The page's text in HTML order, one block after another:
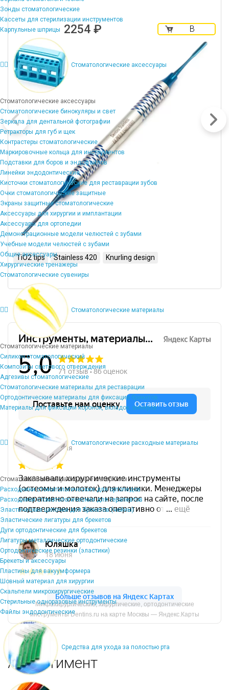
Зонды стоматологические
Кассеты для стерилизации инструментов
Карпульные шприцы
Стоматологические аксессуары
Стоматологические аксессуары
Стоматологические бинокуляры и свет
Зеркала для дентальной фотографии
Ретракторы для губ и щек
Контрастеры стоматологические
Маркировочные кольца для инструментов
Подставки для боров и эндофайлов
Линейки эндодонтические
Кисточки стоматологические для реставрации зубов
Очки стоматологические защитные
Экраны защитные стоматологические
Аксессуары для хирургии и имплантации
Аксессуары для ортопедии
Демонстрационные модели челюстей с зубами
Учебные модели челюстей с зубами
Общие аксессуары
Хирургические тренажеры
Стоматологические сувениры
Стоматологические материалы
Стоматологические материалы
Силикон стоматологический
Композиты светового отверждения
Адгезивы стоматологические
Стоматологические материалы для реставрации
Ортодонтические материалы для фиксации брекетов
Материалы для фиксации коронок, вкладок, виниров
Стоматологические расходные материалы
Стоматологические расходные материалы
Расходники стоматологические для ортопедов
Расходники стоматологические для терапевтов
Эластические цепочки для брекетов (чейны)
Эластические лигатуры для брекетов
Дуги ортодонтические для брекетов
Лигатуры металлические ортодонтические
Ортодонтические резинки (эластики)
Брекеты и аксессуары
Пластины для вакуумформера
Шовный материал для хирургии
Скальпели микрохирургические
Стерильные одноразовые инструменты
Файлы эндодонтические
Средства для ухода за полостью рта
2254 ₽
В
корзину
TiO2 tips Stainless 420 Knurling design
Микрохирургические, хирургические, ортодонтические
инструменты Dentins.ru на карте Москвы — Яндекс.Карты
Ассортимент